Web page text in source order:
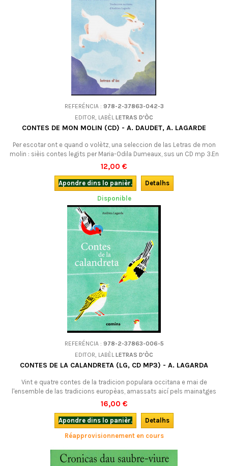
REFERÉNCIA : 978-2-37863-042-3
EDITOR, LABÈLLETRAS D'ÒC
CONTES DE MON MOLIN (CD) - A. DAUDET, A. LAGARDE
Per escotar ont e quand o volètz, una seleccion de las Letras de mon
molin : sièis contes legits per Maria-Odila Dumeaux, sus un CD mp 3.En
occitan (lengadocian).
12,00 €
Apondre dins lo panièr.
Detalhs
Disponible
REFERÉNCIA : 978-2-37863-006-5
EDITOR, LABÈLLETRAS D'ÒC
CONTES DE LA CALANDRETA (LG, CD MP3) - A. LAGARDA
Vint e quatre contes de la tradicion populara occitana e mai de
l'ensemble de las tradicions europèas, amassats aicí pels mainatges
qu'aprenon l'occitan.Un libre per escotar, en occitan (lengadocian)
format mp3.
16,00 €
Apondre dins lo panièr.
Detalhs
Réapprovisionnement en cours